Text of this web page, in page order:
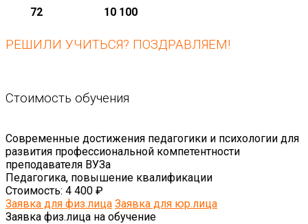
72 10 100
РЕШИЛИ УЧИТЬСЯ? ПОЗДРАВЛЯЕМ!
Стоимость обучения
Современные достижения педагогики и психологии для
развития профессиональной компетентности
преподавателя ВУЗа
Педагогика, повышение квалификации
Стоимость: 4 400 ₽
Заявка для физ.лица Заявка для юр.лица
Заявка физ.лица на обучение